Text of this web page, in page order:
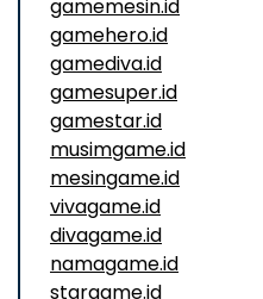
gamemesin.id
gamehero.id
gamediva.id
gamesuper.id
gamestar.id
musimgame.id
mesingame.id
vivagame.id
divagame.id
namagame.id
stargame.id